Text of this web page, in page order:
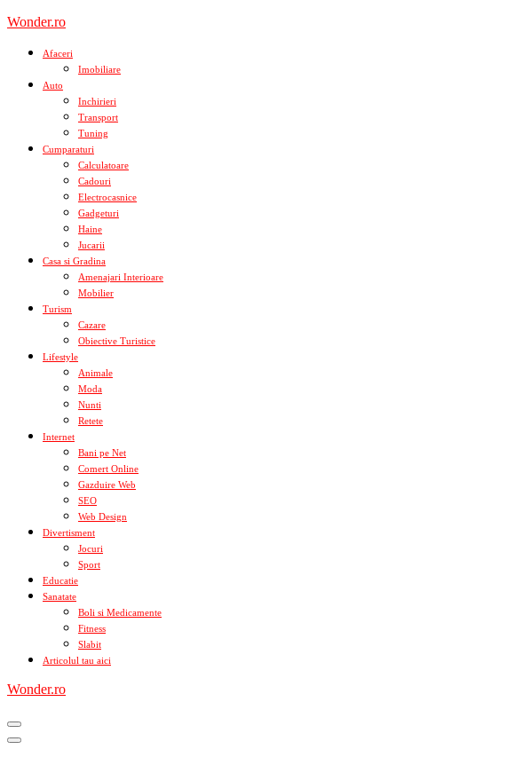
Skip
content
Wonder.ro
Afaceri
Imobiliare
Auto
Inchirieri
Transport
Tuning
Cumparaturi
Calculatoare
Cadouri
Electrocasnice
Gadgeturi
Haine
Jucarii
Casa si Gradina
Amenajari Interioare
Mobilier
Turism
Cazare
Obiective Turistice
Lifestyle
Animale
Moda
Nunti
Retete
Internet
Bani pe Net
Comert Online
Gazduire Web
SEO
Web Design
Divertisment
Jocuri
Sport
Educatie
Sanatate
Boli si Medicamente
Fitness
Slabit
Articolul tau aici
Wonder.ro